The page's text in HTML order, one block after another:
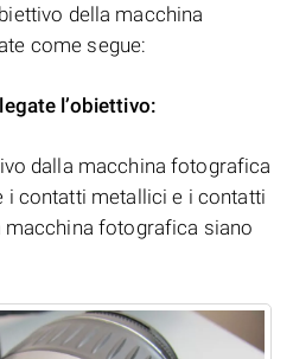
della macchina
come segue:
l’obiettivo:
dalla macchina fotografica
i contatti metallici e i contatti
macchina fotografica siano